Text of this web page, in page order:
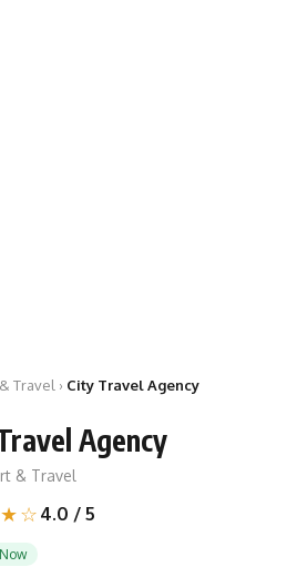
Travel › City Travel Agency
Agency
& Travel
4.0 / 5